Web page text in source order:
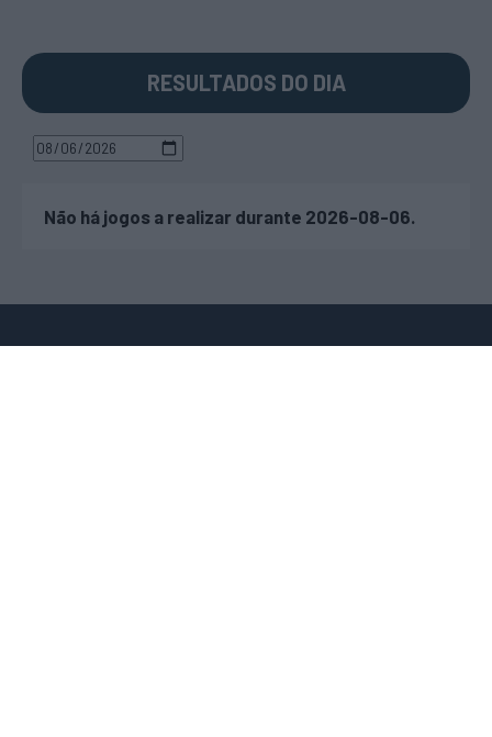
RESULTADOS DO DIA
Não há jogos a realizar durante 2026-08-06.